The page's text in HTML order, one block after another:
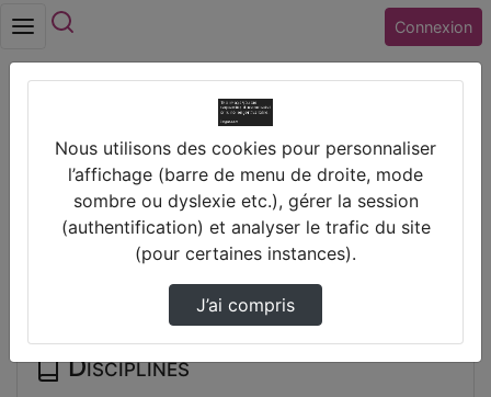
Connexion
Collège DE PREUILLY-SUR-CLAISE ET DU
GRAND-PRESSIGNY (37) PREUILLY SUR CLAISE
Thèmes de Collège DE PREUILLY-
(37) PREUILLY SUR CLAISE
Disciplines
Nous utilisons des cookies pour personnaliser
l’affichage (barre de menu de droite, mode
sombre ou dyslexie etc.), gérer la session
(authentification) et analyser le trafic du site
(pour certaines instances).
J’ai compris